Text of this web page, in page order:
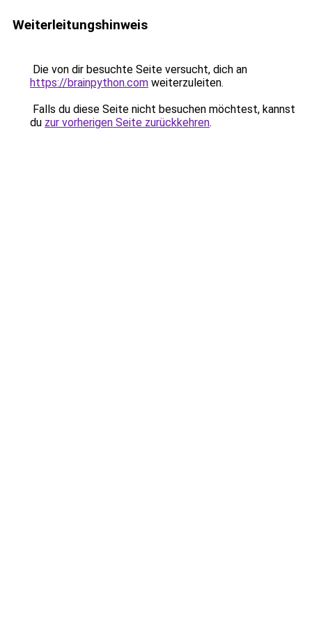
Weiterleitungshinweis
Die von dir besuchte Seite versucht, dich an
https://brainpython.com weiterzuleiten.
Falls du diese Seite nicht besuchen möchtest, kannst
du zur vorherigen Seite zurückkehren.